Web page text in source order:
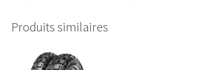
Produits similaires